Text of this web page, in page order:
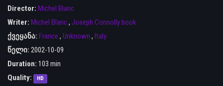
Director: Michel Blanc
Writer: Michel Blanc, Joseph Connolly book
ქვეყანა: France , Unknown , Italy
წელი: 2002-10-09
Duration: 103 min
Quality:
HD